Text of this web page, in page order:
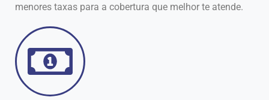
menores taxas para a cobertura que melhor te atende.